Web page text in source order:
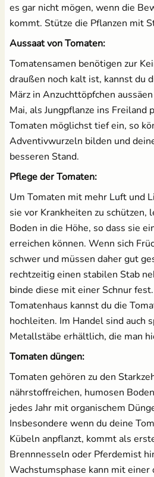
es gar nicht mögen, wenn die
kommt. Stütze die Pflanzen mit
Aussaat von Tomaten:
Tomatensamen benötigen zur
draußen noch kalt ist, kannst du
März in Anzuchttöpfchen
Mai, als Jungpflanze ins Freiland
Tomaten möglichst tief ein, so
Adventivwurzeln bilden und
besseren Stand.
Pflege der Tomaten:
Um Tomaten mit mehr Luft und
sie vor Krankheiten zu schützen,
Boden in die Höhe, so dass sie
erreichen können. Wenn sich
schwer und müssen daher gut
rechtzeitig einen stabilen Stab
binde diese mit einer Schnur
Tomatenhaus kannst du die
hochleiten. Im Handel sind auch
Metallstäbe erhältlich, die man
Tomaten düngen:
Tomaten gehören zu den
nährstoffreichen, humosen
jedes Jahr mit organischem
Insbesondere wenn du deine
Kübeln anpflanzt, kommt als
Brennnesseln oder Pferdemist
Wachstumsphase kann mit einer